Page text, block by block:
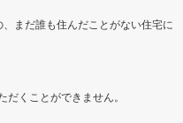
まだ誰も住んだことがない住宅に
くことができません。